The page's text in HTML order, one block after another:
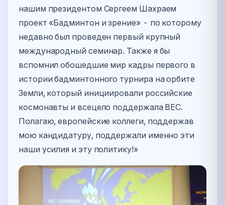
нашим президентом Сергеем Шахраем
проект «Бадминтон и зрение» - по которому
недавно был проведен первый крупный
международный семинар. Также я бы
вспомнил обошедшие мир кадры первого в
истории бадминтонного турнира на орбите
Земли, который инициировали российские
космонавты и всецело поддержала BEC.
Полагаю, европейские коллеги, поддержав
мою кандидатуру, поддержали именно эти
наши усилия и эту политику!»